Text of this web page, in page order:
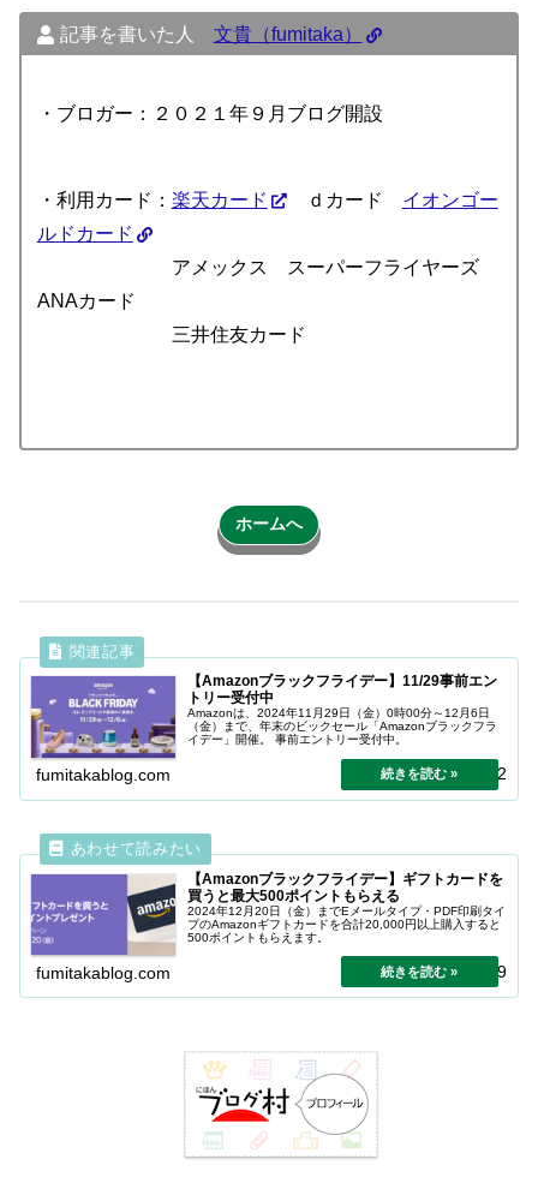
記事を書いた人 文貴（fumitaka）
・ブロガー：２０２１年９月ブログ開設
・利用カード： 楽天カード ｄカード イオンゴー
ルドカード
アメックス スーパーフライヤーズ
ANAカード
三井住友カード
ホームへ
【Amazonブラックフライデー】11/29事前エン
トリー受付中
Amazonは、2024年11月29日（金）0時00分～12月6日
（金）まで、年末のビックセール「Amazonブラックフラ
イデー」開催。 事前エントリー受付中。
fumitakablog.com 2024.11.22
【Amazonブラックフライデー】ギフトカードを
買うと最大500ポイントもらえる
2024年12月20日（金）までEメールタイプ・PDF印刷タイ
プのAmazonギフトカードを合計20,000円以上購入すると
500ポイントもらえます。
fumitakablog.com 2024.12.09